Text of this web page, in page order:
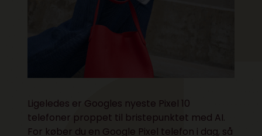
Ligeledes er Googles nyeste Pixel 10
telefoner proppet til bristepunktet med AI.
For køber du en Google Pixel telefon i dag, så